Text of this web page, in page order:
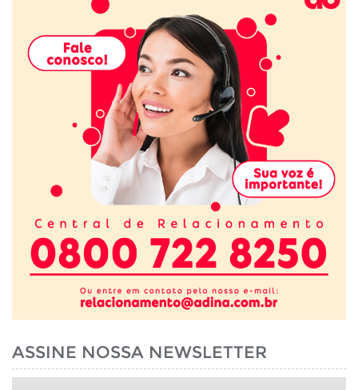
ASSINE NOSSA NEWSLETTER